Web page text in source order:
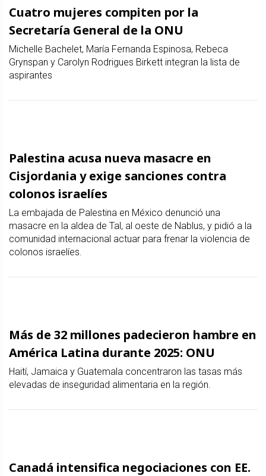
Cuatro mujeres compiten por la
Secretaría General de la ONU
Michelle Bachelet, María Fernanda Espinosa, Rebeca
Grynspan y Carolyn Rodrigues Birkett integran la lista de
aspirantes
Palestina acusa nueva masacre en
Cisjordania y exige sanciones contra
colonos israelíes
La embajada de Palestina en México denunció una
masacre en la aldea de Tal, al oeste de Nablus, y pidió a la
comunidad internacional actuar para frenar la violencia de
colonos israelíes.
Más de 32 millones padecieron hambre en
América Latina durante 2025: ONU
Haití, Jamaica y Guatemala concentraron las tasas más
elevadas de inseguridad alimentaria en la región.
Canadá intensifica negociaciones con EE.